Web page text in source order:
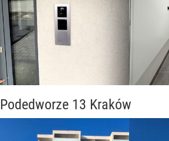
Podedworze 13 Kraków